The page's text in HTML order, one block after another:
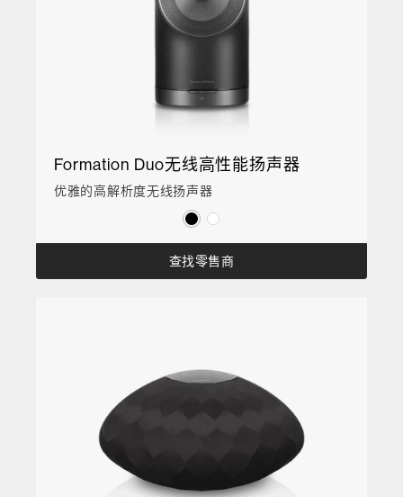
Formation Duo无线高性能扬声器
优雅的高解析度无线扬声器
查找零售商